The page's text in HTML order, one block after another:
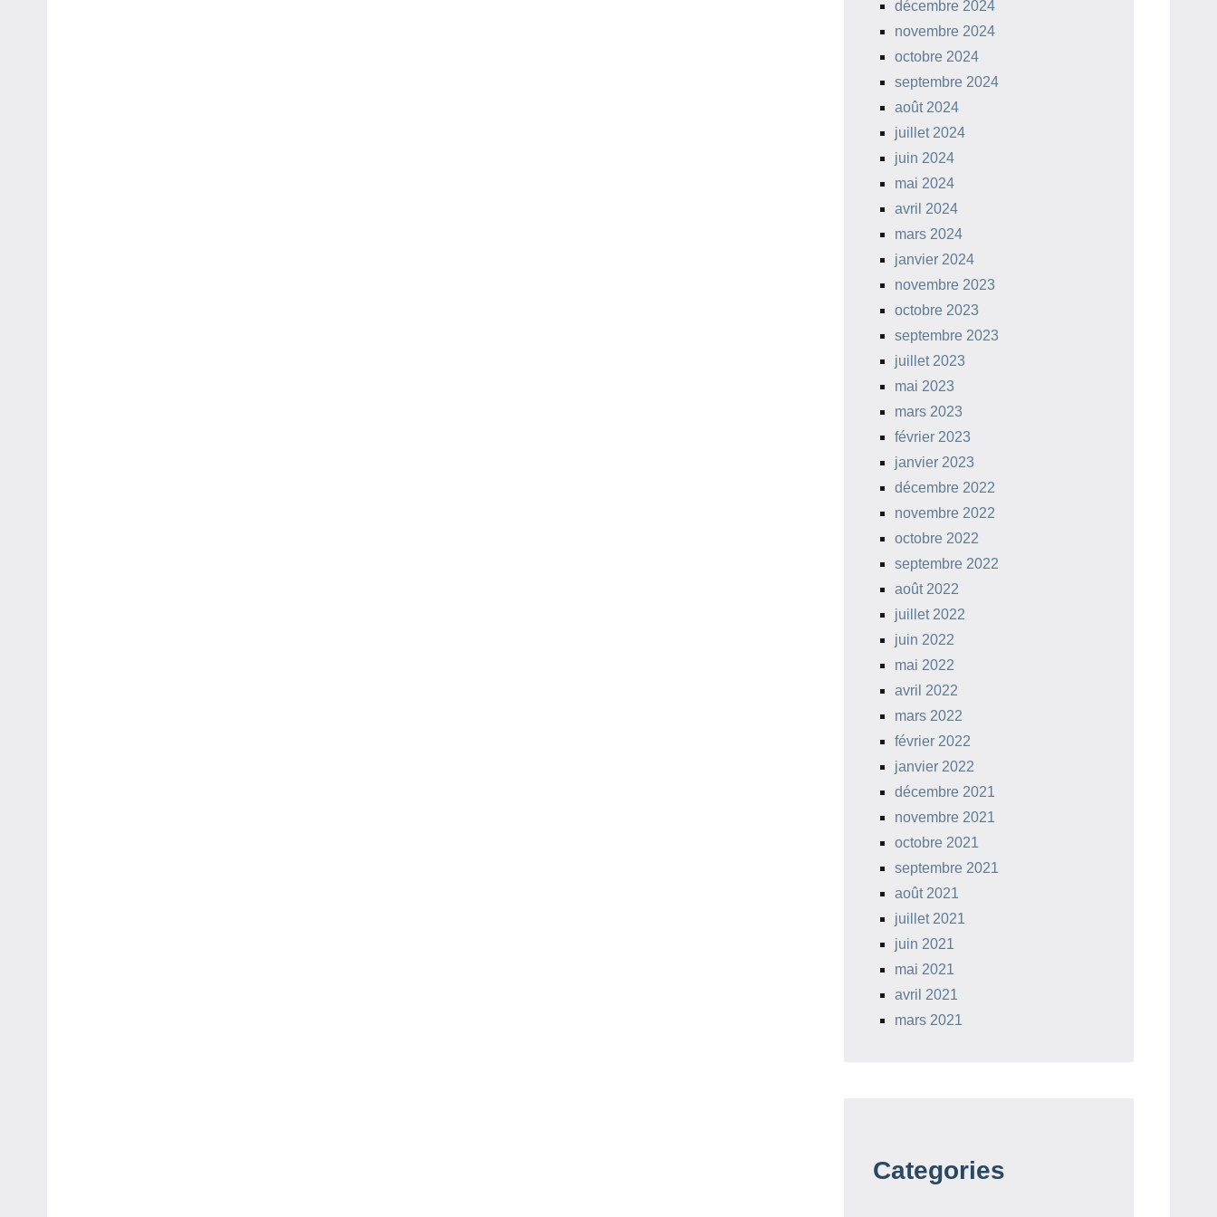
décembre 2024
novembre 2024
octobre 2024
septembre 2024
août 2024
juillet 2024
juin 2024
mai 2024
avril 2024
mars 2024
janvier 2024
novembre 2023
octobre 2023
septembre 2023
juillet 2023
mai 2023
mars 2023
février 2023
janvier 2023
décembre 2022
novembre 2022
octobre 2022
septembre 2022
août 2022
juillet 2022
juin 2022
mai 2022
avril 2022
mars 2022
février 2022
janvier 2022
décembre 2021
novembre 2021
octobre 2021
septembre 2021
août 2021
juillet 2021
juin 2021
mai 2021
avril 2021
mars 2021
Categories